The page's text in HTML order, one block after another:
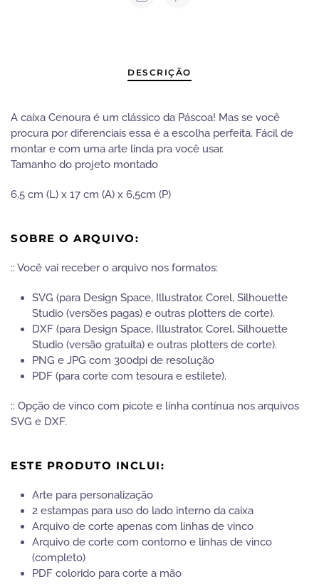
DESCRIÇÃO
A caixa Cenoura é um clássico da Páscoa! Mas se você
procura por diferenciais essa é a escolha perfeita. Fácil de
montar e com uma arte linda pra você usar.
Tamanho do projeto montado
6,5 cm (L) x 17 cm (A) x 6,5cm (P)
SOBRE O ARQUIVO:
:: Você vai receber o arquivo nos formatos:
SVG (para Design Space, Illustrator, Corel, Silhouette
Studio (versões pagas) e outras plotters de corte).
DXF (para Design Space, Illustrator, Corel, Silhouette
Studio (versão gratuita) e outras plotters de corte).
PNG e JPG com 300dpi de resolução
PDF (para corte com tesoura e estilete).
:: Opção de vinco com picote e linha contínua nos arquivos
SVG e DXF.
ESTE PRODUTO INCLUI:
Arte para personalização
2 estampas para uso do lado interno da caixa
Arquivo de corte apenas com linhas de vinco
Arquivo de corte com contorno e linhas de vinco
(completo)
PDF colorido para corte a mão